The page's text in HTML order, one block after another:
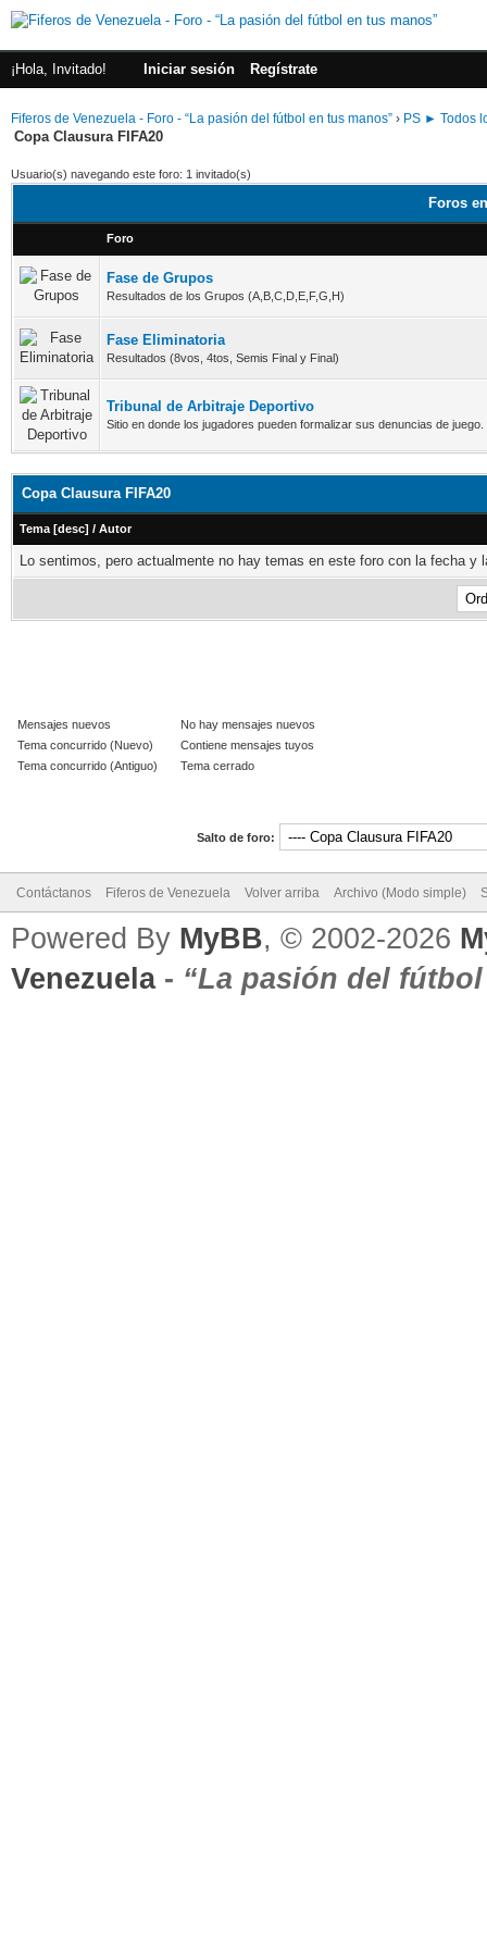
¡Hola, Invitado! Iniciar sesión Regístrate
Fiferos de Venezuela - Foro - “La pasión del fútbol en tus manos” › PS ► Todos
Copa Clausura FIFA20
Usuario(s) navegando este foro: 1 invitado(s)
Foros
Foro
Fase de Grupos
Resultados de los Grupos (A,B,C,D,E,F,G,H)
Fase Eliminatoria
Resultados (8vos, 4tos, Semis Final y Final)
Tribunal de Arbitraje Deportivo
Sitio en donde los jugadores pueden formalizar sus denuncias de juego.
Copa Clausura FIFA20
Tema [desc] / Autor
Lo sentimos, pero actualmente no hay temas en este foro con la fecha y
Mensajes nuevos
Tema concurrido (Nuevo)
Tema concurrido (Antiguo)
No hay mensajes nuevos
Contiene mensajes tuyos
Tema cerrado
Salto de foro:
Contáctanos Fiferos de Venezuela Volver arriba Archivo (Modo simple)
Powered By MyBB, © 2002-2026
Venezuela- “La pasión del